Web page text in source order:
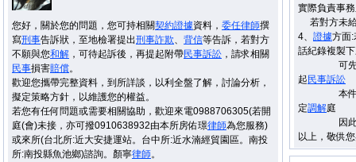
實際負責事
若對方未
4、 證據方面:
話紀錄複製
可先
起 民事訴訟
本件應
定調解庭
因此在
以上，敬供
您好，關於您的問題，您可持相關契約證據資料， 委任律師撰
寫刑事告訴狀，至地檢署提出刑事詐欺、 背信等告訴，若對方
不願與您和解 ，可待起訴後，再提起附帶民事訴訟 ，請求相關
民事損害賠償。
歡迎您攜帶完整資料，到所詳談，以利全盤了解，討論分析，
擬定策略方針，以維護您的權益。
若您有任何問題或需要相關協助，歡迎來電0988706305(若開
庭(會)未接，亦可撥0910638932由本所房佑璟律師為您服務)
或來所(台北所:近大安捷運站。台中所:近水湳經貿園區。南投
所:南投縣魚池鄉)諮詢。顏寧律師。